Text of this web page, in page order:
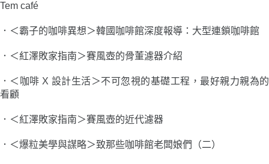
Tem café
．＜霸子的咖啡異想＞韓國咖啡館深度報導：大型連鎖咖啡館
．＜紅澤敗家指南＞賽風壺的骨董濾器介紹
．＜咖啡 X 設計生活＞不可忽視的基礎工程，最好親力親為的
看顧
．＜紅澤敗家指南＞賽風壺的近代濾器
．＜爆粒美學與謀略＞致那些咖啡館老闆娘們（二）